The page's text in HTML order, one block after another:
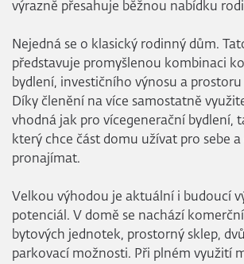
výrazně přesahuje běžnou nabídku
Nejedná se o klasický rodinný dům.
představuje promyšlenou kombinaci
bydlení, investičního výnosu a
Díky členění na více samostatně
vhodná jak pro vícegenerační bydlení,
který chce část domu užívat pro sebe
pronajímat.
Velkou výhodou je aktuální i budoucí
potenciál. V domě se nachází
bytových jednotek, prostorný sklep,
parkovací možnosti. Při plném využití